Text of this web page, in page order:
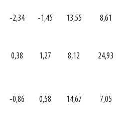
-2,34 -1,45 13,55 8,61
0,38 1,27 8,12 24,93
-0,86 0,58 14,67 7,05